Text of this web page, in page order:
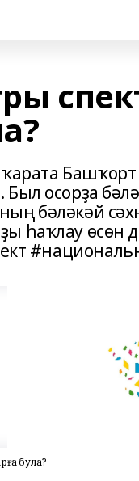
Башҡорт
Был осорҙа
бәләкәй
һаҡлау өсөн
була?